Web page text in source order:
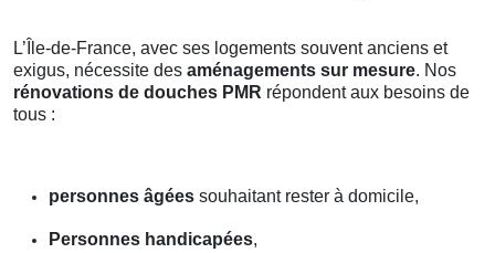
L’Île-de-France, avec ses logements souvent anciens et
exigus, nécessite des aménagements sur mesure. Nos
rénovations de douches PMR répondent aux besoins de
tous :
personnes âgées souhaitant rester à domicile,
Personnes handicapées,